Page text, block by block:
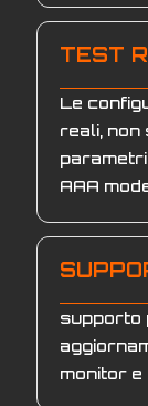
TEST
Le
reali, non
AAA
supporto
monitor e